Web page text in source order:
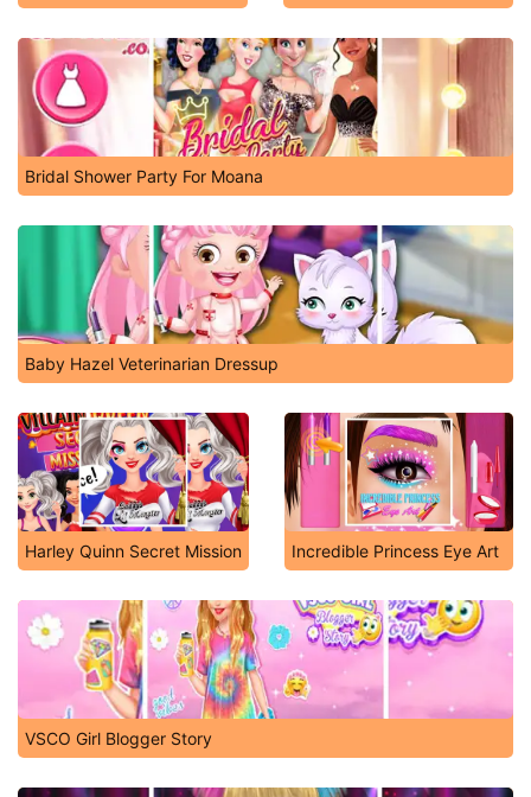
Bridal Shower Party For Moana
Baby Hazel Veterinarian Dressup
Harley Quinn Secret Mission Incredible Princess Eye Art
VSCO Girl Blogger Story